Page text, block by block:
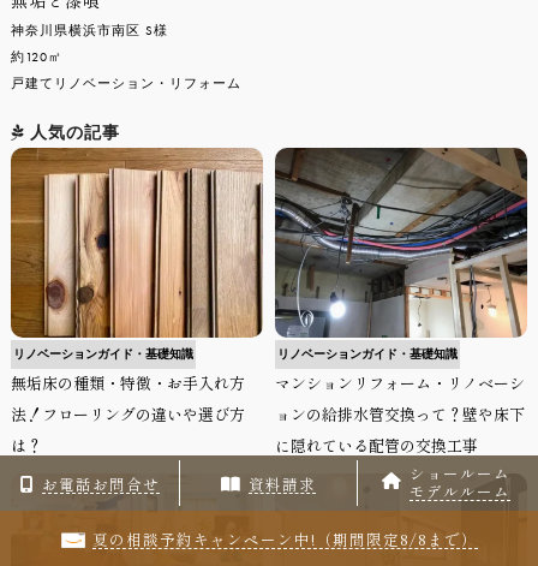
神奈川県横浜市南区 S様
約120㎡
戸建てリノベーション・リフォーム
人気の記事
リノベーションガイド・基礎知識
無垢床の種類・特徴・お手入れ方
法！フローリングの違いや選び方
は？
リノベーションガイド・基礎知識
マンションリフォーム・リノベーシ
ョンの給排水管交換って？壁や床下
に隠れている配管の交換工事
お電話お問合せ
資料請求
ショールーム
モデルルーム
夏の相談予約キャンペーン中!（期間限定8/8まで）